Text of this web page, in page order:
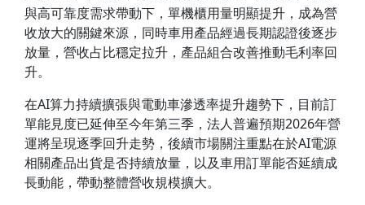
與高可靠度需求帶動下，單機櫃用量明顯提升，成為營
收放大的關鍵來源，同時車用產品經過長期認證後逐步
放量，營收占比穩定拉升，產品組合改善推動毛利率回
升。
在AI算力持續擴張與電動車滲透率提升趨勢下，目前訂
單能見度已延伸至今年第三季，法人普遍預期2026年營
運將呈現逐季回升走勢，後續市場關注重點在於AI電源
相關產品出貨是否持續放量，以及車用訂單能否延續成
長動能，帶動整體營收規模擴大。